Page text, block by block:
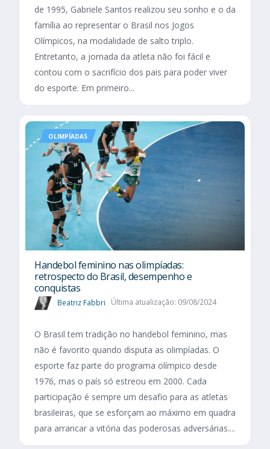
de 1995, Gabriele Santos realizou seu sonho e o da
família ao representar o Brasil nos Jogos
Olímpicos, na modalidade de salto triplo.
Entretanto, a jornada da atleta não foi fácil e
contou com o sacrifício dos pais para poder viver
do esporte. Em primeiro...
OLIMPÍADAS
Handebol feminino nas olimpíadas:
retrospecto do Brasil, desempenho e
conquistas
Beatriz Fabbri Última atualização: 09/08/2024
O Brasil tem tradição no handebol feminino, mas
não é favorito quando disputa as olimpíadas. O
esporte faz parte do programa olímpico desde
1976, mas o país só estreou em 2000. Cada
participação é sempre um desafio para as atletas
brasileiras, que se esforçam ao máximo em quadra
para arrancar a vitória das poderosas adversárias....